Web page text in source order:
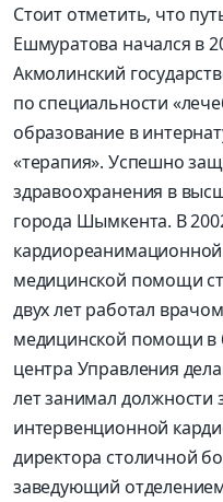
Стоит отметить, что
Ешмуратова начался в
Акмолинский
по специальности
образование в
«терапия». Успешно
здравоохранения в
города Шымкента. В
медицинской помощи
двух лет работал
медицинской помощи в
центра Управления
лет занимал
интервенционной
директора столичной
заведующий